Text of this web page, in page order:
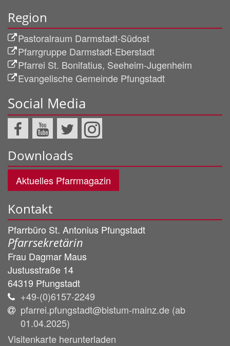
Region
Pastoralraum Darmstadt-Südost
Pfarrgruppe Darmstadt-Eberstadt
Pfarrei St. Bonifatius, Seeheim-Jugenheim
Evangelische Gemeinde Pfungstadt
Social Media
Downloads
Aktuelles Pfarrmagazin
Kontakt
Pfarrbüro St. Antonius Pfungstadt
Pfarrsekretärin
Frau Dagmar Maus
Justusstraße 14
64319 Pfungstadt
+49-(0)6157-2249
pfarrei.pfungstadt@bistum-mainz.de (ab
01.04.2025)
Visitenkarte herunterladen